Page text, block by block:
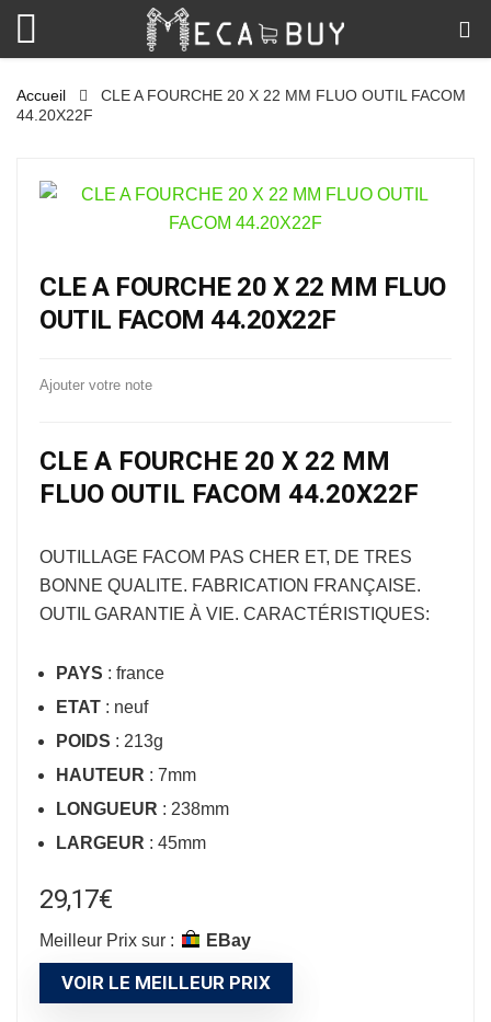
Accueil
CLE A FOURCHE 20 X 22 MM FLUO OUTIL FACOM
44.20X22F
CLE A FOURCHE 20 X 22 MM FLUO
OUTIL FACOM 44.20X22F
Ajouter votre note
CLE A FOURCHE 20 X 22 MM
FLUO OUTIL FACOM 44.20X22F
OUTILLAGE FACOM PAS CHER ET, DE TRES
BONNE QUALITE. FABRICATION FRANÇAISE.
OUTIL GARANTIE À VIE. CARACTÉRISTIQUES:
PAYS : france
ETAT : neuf
POIDS : 213g
HAUTEUR : 7mm
LONGUEUR : 238mm
LARGEUR : 45mm
29,17€
Meilleur Prix sur : eBay
VOIR LE MEILLEUR PRIX